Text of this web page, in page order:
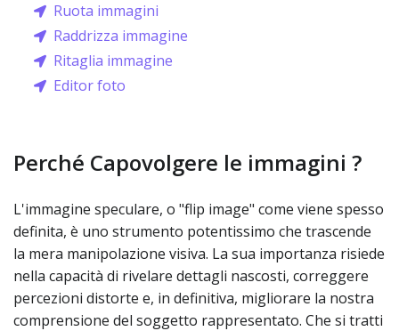
Ruota immagini
Raddrizza immagine
Ritaglia immagine
Editor foto
Perché Capovolgere le immagini ?
L'immagine speculare, o "flip image" come viene spesso
definita, è uno strumento potentissimo che trascende
la mera manipolazione visiva. La sua importanza risiede
nella capacità di rivelare dettagli nascosti, correggere
percezioni distorte e, in definitiva, migliorare la nostra
comprensione del soggetto rappresentato. Che si tratti